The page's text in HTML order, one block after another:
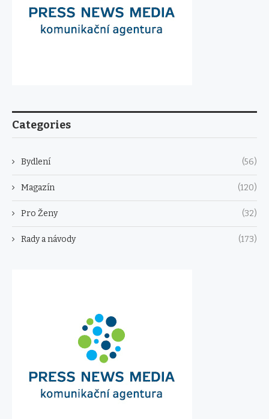
Categories
Bydlení (56)
Magazín (120)
Pro Ženy (32)
Rady a návody (173)